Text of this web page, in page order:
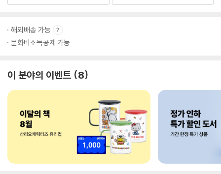
해외배송 가능
문화비소득공제 가능
이 분야의 이벤트 8